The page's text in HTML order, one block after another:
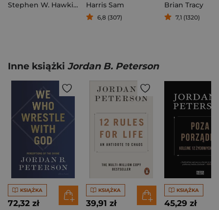
Stephen W. Hawking
Harris Sam
6,8 (307)
Brian Tracy
7,1 (1320)
Inne książki Jordan B. Peterson
KSIĄŻKA
72,32 zł
KSIĄŻKA
39,91 zł
KSIĄŻKA
45,29 zł